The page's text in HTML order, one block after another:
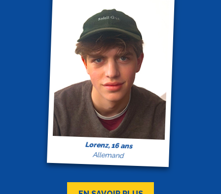
Lorenz, 16 ans
Allemand